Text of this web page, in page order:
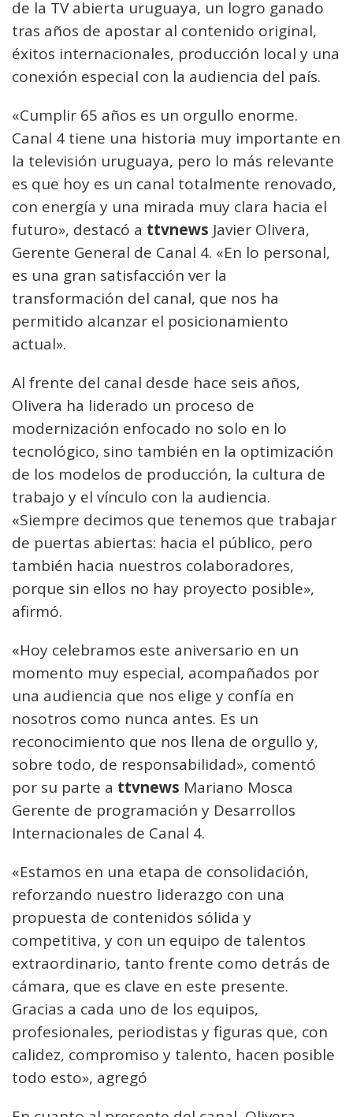
de la TV abierta uruguaya, un logro ganado
tras años de apostar al contenido original,
éxitos internacionales, producción local y una
conexión especial con la audiencia del país.
«Cumplir 65 años es un orgullo enorme.
Canal 4 tiene una historia muy importante en
la televisión uruguaya, pero lo más relevante
es que hoy es un canal totalmente renovado,
con energía y una mirada muy clara hacia el
futuro», destacó a ttvnews Javier Olivera,
Gerente General de Canal 4. «En lo personal,
es una gran satisfacción ver la
transformación del canal, que nos ha
permitido alcanzar el posicionamiento
actual».
Al frente del canal desde hace seis años,
Olivera ha liderado un proceso de
modernización enfocado no solo en lo
tecnológico, sino también en la optimización
de los modelos de producción, la cultura de
trabajo y el vínculo con la audiencia.
«Siempre decimos que tenemos que trabajar
de puertas abiertas: hacia el público, pero
también hacia nuestros colaboradores,
porque sin ellos no hay proyecto posible»,
afirmó.
«Hoy celebramos este aniversario en un
momento muy especial, acompañados por
una audiencia que nos elige y confía en
nosotros como nunca antes. Es un
reconocimiento que nos llena de orgullo y,
sobre todo, de responsabilidad», comentó
por su parte a ttvnews Mariano Mosca
Gerente de programación y Desarrollos
Internacionales de Canal 4.
«Estamos en una etapa de consolidación,
reforzando nuestro liderazgo con una
propuesta de contenidos sólida y
competitiva, y con un equipo de talentos
extraordinario, tanto frente como detrás de
cámara, que es clave en este presente.
Gracias a cada uno de los equipos,
profesionales, periodistas y figuras que, con
calidez, compromiso y talento, hacen posible
todo esto», agregó